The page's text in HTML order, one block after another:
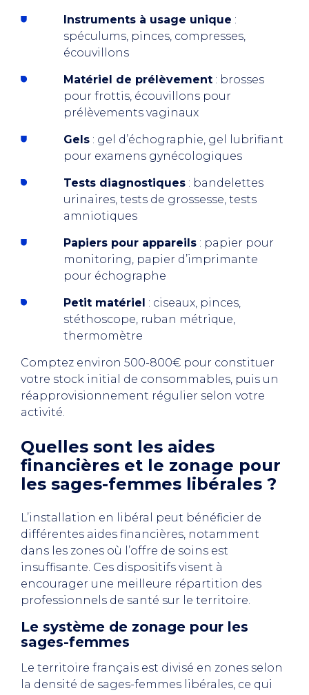
Instruments à usage unique :
spéculums, pinces, compresses,
écouvillons
Matériel de prélèvement : brosses
pour frottis, écouvillons pour
prélèvements vaginaux
Gels : gel d’échographie, gel lubrifiant
pour examens gynécologiques
Tests diagnostiques : bandelettes
urinaires, tests de grossesse, tests
amniotiques
Papiers pour appareils : papier pour
monitoring, papier d’imprimante
pour échographe
Petit matériel : ciseaux, pinces,
stéthoscope, ruban métrique,
thermomètre
Comptez environ 500-800€ pour constituer
votre stock initial de consommables, puis un
réapprovisionnement régulier selon votre
activité.
Quelles sont les aides
financières et le zonage pour
les sages-femmes libérales ?
L’installation en libéral peut bénéficier de
différentes aides financières, notamment
dans les zones où l’offre de soins est
insuffisante. Ces dispositifs visent à
encourager une meilleure répartition des
professionnels de santé sur le territoire.
Le système de zonage pour les
sages-femmes
Le territoire français est divisé en zones selon
la densité de sages-femmes libérales, ce qui